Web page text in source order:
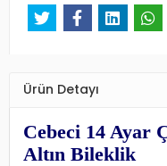
Ürün Detayı
Cebeci 14 Ayar
Altın Bileklik